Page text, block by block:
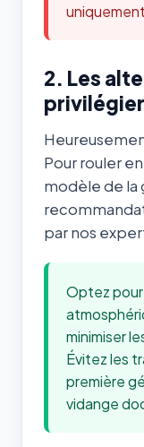
2. Les
privilégier
Pour rouler
modèle de la
par nos
Optez
minimiser
Évitez les
première
vidange